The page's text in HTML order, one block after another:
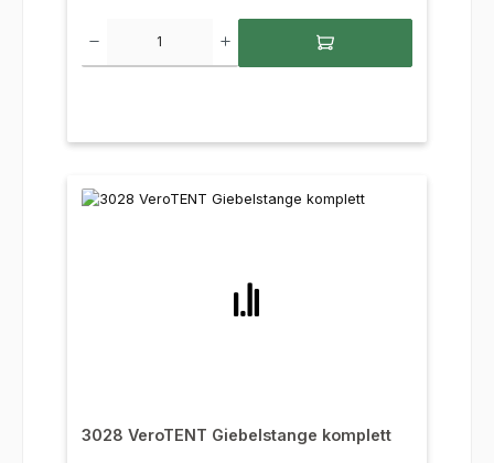
3028 VeroTENT Giebelstange komplett